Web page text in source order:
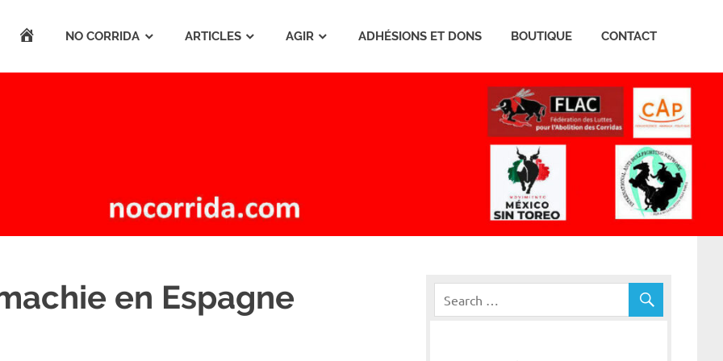
ACCUEILNO CORRIDA ARTICLES AGIR ADHÉSIONS ET DONS BOUTIQUE CONTACT
en Espagne